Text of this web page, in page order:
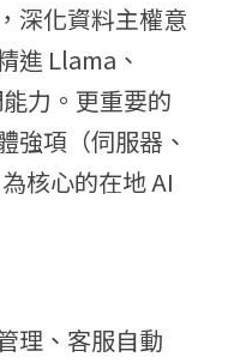
深化資料主權意
進 Llama、
力。更重要的
強項（伺服器、
核心的在地 AI
理、客服自動